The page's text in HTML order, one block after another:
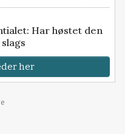
Har høstet den
her